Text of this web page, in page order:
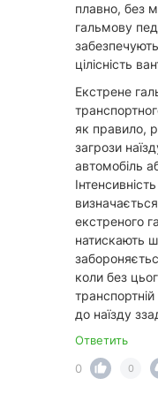
плавно, без
гальмову
цілісність
Екстрене
як правило,
загрози
автомобіль
екстреного
натискають
коли без
до наїзду
Ответить
0
0